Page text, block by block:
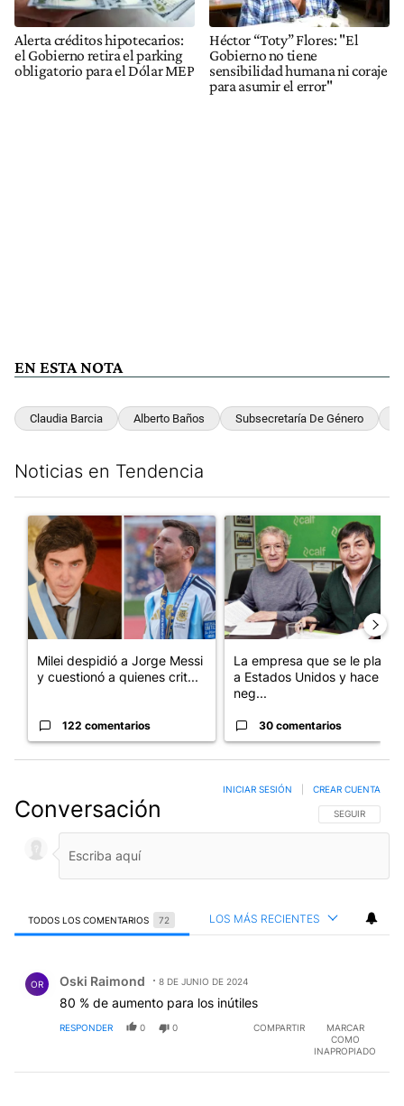
Alerta créditos hipotecarios:
el Gobierno retira el parking
obligatorio para el Dólar MEP
Héctor “Toty” Flores: "El
Gobierno no tiene
sensibilidad humana ni coraje
para asumir el error"
EN ESTA NOTA
Claudia Barcia Alberto Baños Subsecretaría De Género
Noticias en Tendencia
Un artículo de tendencia con el título "Milei despidió a Jorge
Milei despidió a Jorge Messi
y cuestionó a quienes crit...
122 comentarios
Un artículo de tendencia con
La empresa que se le plantó
a Estados Unidos y hace
neg...
30 comentarios
Conversación SIGA ESTA
SEGUIR
INICIAR SESIÓN CREAR CUENTA
TODOS LOS COMENTARIOS 72 LOS MÁS RECIENTES
OR Oski Raimond 8 DE JUNIO DE 2024
80 % de aumento para los inútiles
RESPONDER 0 0 COMPARTIR
MARCAR
COMO
INAPROPIADO